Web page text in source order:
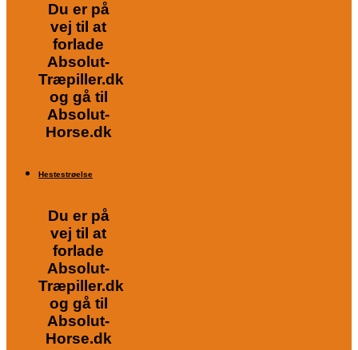
Du er på
vej til at
forlade
Absolut-
Træpiller.dk
og gå til
Absolut-
Horse.dk
Hestestrøelse
Du er på
vej til at
forlade
Absolut-
Træpiller.dk
og gå til
Absolut-
Horse.dk